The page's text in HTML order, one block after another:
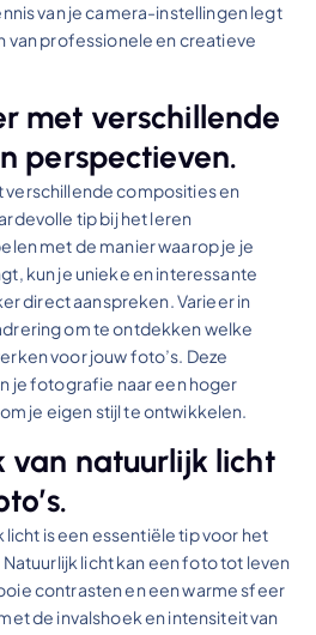
van je camera-instellingen legt
van professionele en creatieve
met verschillende
perspectieven.
composities en
tip bij het leren
met de manier waarop je je
kun je unieke en interessante
direct aanspreken. Varieer in
om te ontdekken welke
voor jouw foto’s. Deze
je fotografie naar een hoger
je eigen stijl te ontwikkelen.
van natuurlijk licht
licht is een essentiële tip voor het
licht kan een foto tot leven
contrasten en een warme sfeer
de invalshoek en intensiteit van